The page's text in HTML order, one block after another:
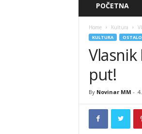
POČETNA
Home Kultura
KULTURA OSTALO
put!
By Novinar MM -